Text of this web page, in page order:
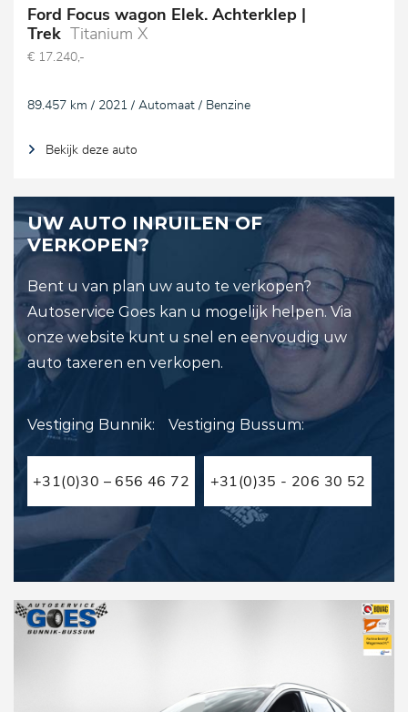
Ford Focus wagon Elek. Achterklep |
Trek
Titanium X
€ 17.240,-
89.457 km / 2021 / Automaat / Benzine
Bekijk deze auto
UW AUTO INRUILEN OF
VERKOPEN?
Bent u van plan uw auto te verkopen?
Autoservice Goes kan u mogelijk helpen. Via
onze website kunt u snel en eenvoudig uw
auto taxeren en verkopen.
Vestiging Bunnik: Vestiging Bussum:
+31(0)30 – 656 46 72 +31(0)35 - 206 30 52